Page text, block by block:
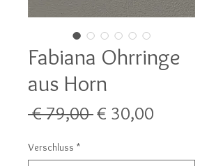
Fabiana Ohrringe
aus Horn
€ 79,00 Standardpreis
€ 30,00
Verschluss *